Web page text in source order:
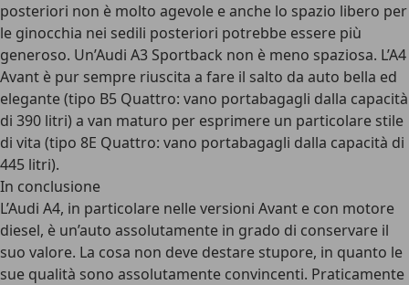
posteriori non è molto agevole e anche lo spazio libero per
le ginocchia nei sedili posteriori potrebbe essere più
generoso. Un’Audi A3 Sportback non è meno spaziosa. L’A4
Avant è pur sempre riuscita a fare il salto da auto bella ed
elegante (tipo B5 Quattro: vano portabagagli dalla capacità
di 390 litri) a van maturo per esprimere un particolare stile
di vita (tipo 8E Quattro: vano portabagagli dalla capacità di
445 litri).
In conclusione
L’Audi A4, in particolare nelle versioni Avant e con motore
diesel, è un’auto assolutamente in grado di conservare il
suo valore. La cosa non deve destare stupore, in quanto le
sue qualità sono assolutamente convincenti. Praticamente